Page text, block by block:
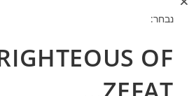
נבחר:
OF